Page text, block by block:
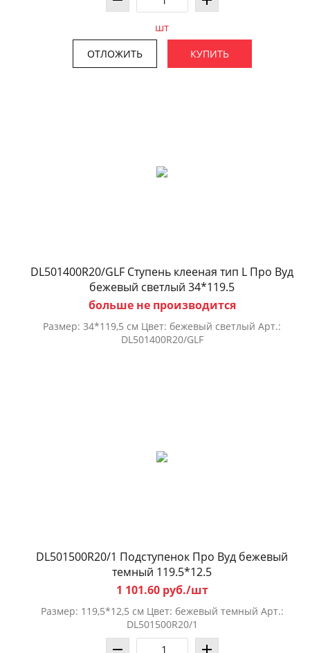
шт
ОТЛОЖИТЬ КУПИТЬ
DL501400R20/GLF Ступень клееная тип L Про Вуд
бежевый светлый 34*119.5
больше не производится
Размер: 34*119,5 см Цвет: бежевый светлый Арт.:
DL501400R20/GLF
DL501500R20/1 Подступенок Про Вуд бежевый
темный 119.5*12.5
1 101.60 руб./шт
Размер: 119,5*12,5 см Цвет: бежевый темный Арт.:
DL501500R20/1